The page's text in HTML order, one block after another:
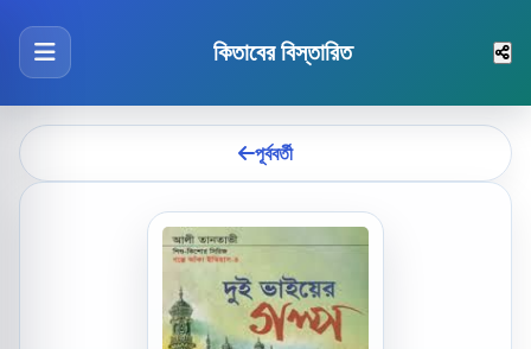
কিতাবের বিস্তারিত
পূর্ববর্তী